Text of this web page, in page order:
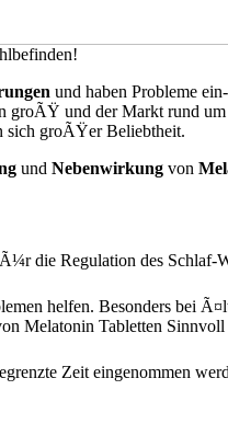
und haben Probleme
groÃŸ und der Markt rund
sich groÃŸer Beliebtheit.
und Nebenwirkung von
die Regulation des Schlaf-
helfen. Besonders bei
Melatonin Tabletten Sinnvoll
Zeit eingenommen